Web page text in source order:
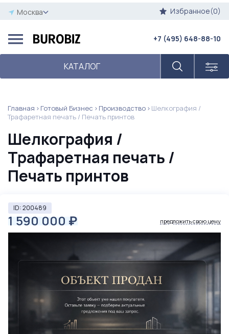
Москва Избранное(0)
КАТАЛОГ
+7 (495) 648-88-10
Главная Готовый Бизнес Производство
Шелкография /
Трафаретная печать / Печать принтов
Шелкография /
Трафаретная печать /
Печать принтов
ID: 200489
1 590 000 ₽ предложить свою цену